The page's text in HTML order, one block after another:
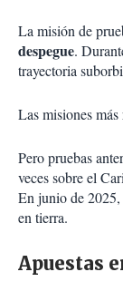
La misión de
despegue.
trayectoria
Las misiones
Pero pruebas
veces sobre el
En junio de 2025,
en tierra.
Apuestas